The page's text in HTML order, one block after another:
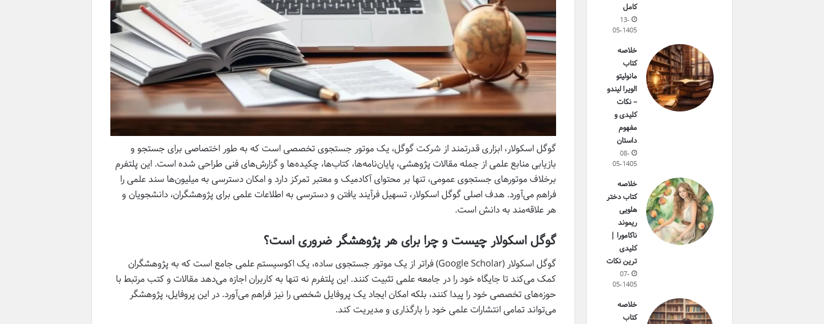
گوگل اسکولار، ابزاری قدرتمند از شرکت گوگل، یک موتور جستجوی تخصصی است که به طور اختصاصی برای جستجو و
بازیابی منابع علمی از جمله مقالات پژوهشی، پایان‌نامه‌ها، کتاب‌ها، چکیده‌ها و گزارش‌های فنی طراحی شده است. این پلتفرم
برخلاف موتورهای جستجوی عمومی، تنها بر محتوای آکادمیک و معتبر تمرکز دارد و امکان دسترسی به میلیون‌ها سند علمی را
فراهم می‌آورد. هدف اصلی گوگل اسکولار، تسهیل فرآیند یافتن و دسترسی به اطلاعات علمی برای پژوهشگران، دانشجویان و
هر علاقه‌مند به دانش است.
گوگل اسکولار چیست و چرا برای هر پژوهشگر ضروری است؟
گوگل اسکولار (Google Scholar) فراتر از یک موتور جستجوی ساده، یک اکوسیستم علمی جامع است که به پژوهشگران
کمک می‌کند تا جایگاه خود را در جامعه علمی تثبیت کنند. این پلتفرم نه تنها به کاربران اجازه می‌دهد مقالات و کتب مرتبط با
حوزه‌های تخصصی خود را پیدا کنند، بلکه امکان ایجاد یک پروفایل شخصی را نیز فراهم می‌آورد. در این پروفایل، پژوهشگر
می‌تواند تمامی انتشارات علمی خود را بارگذاری و مدیریت کند.
کامل
13-
05-1405
خلاصه
کتاب
مانولیتو
الویرا لیندو
– نکات
کلیدی و
مفهوم
داستان
08-
05-1405
خلاصه
کتاب دختر
هلویی
ریموند
ناکامورا |
کلیدی
ترین نکات
07-
05-1405
خلاصه
کتاب